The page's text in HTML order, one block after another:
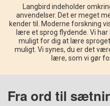
Langbird indeholder
anvendelser. Det er meget
kender til. Moderne forskning
lære et sprog flydende. Vi
muligt for dig at lære
muligt. Vi synes, du er det
lære, som vi gør
Fra ord til